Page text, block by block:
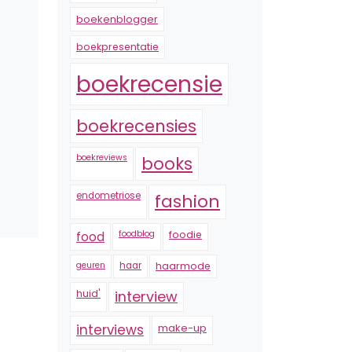
boekenblogger
boekpresentatie
boekrecensie
boekrecensies
boekreviews books
endometriose fashion
food foodblog foodie
geuren haar haarmode
huid' interview
interviews make-up